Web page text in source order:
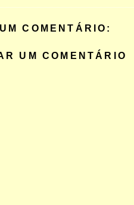
COMENTÁRIO:
UM COMENTÁRIO